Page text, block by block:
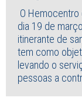
O Hemocentro
dia 19 de
itinerante de
tem como
levando o
pessoas a